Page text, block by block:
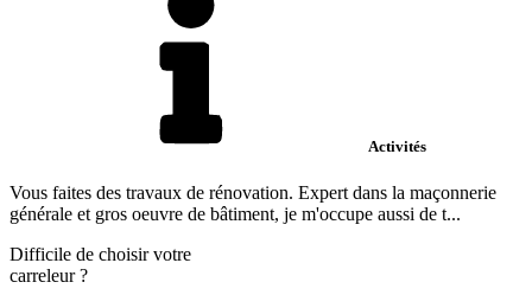
Activités
Vous faites des travaux de rénovation. Expert dans la maçonnerie
générale et gros oeuvre de bâtiment, je m'occupe aussi de t...
Difficile de choisir votre
carreleur?